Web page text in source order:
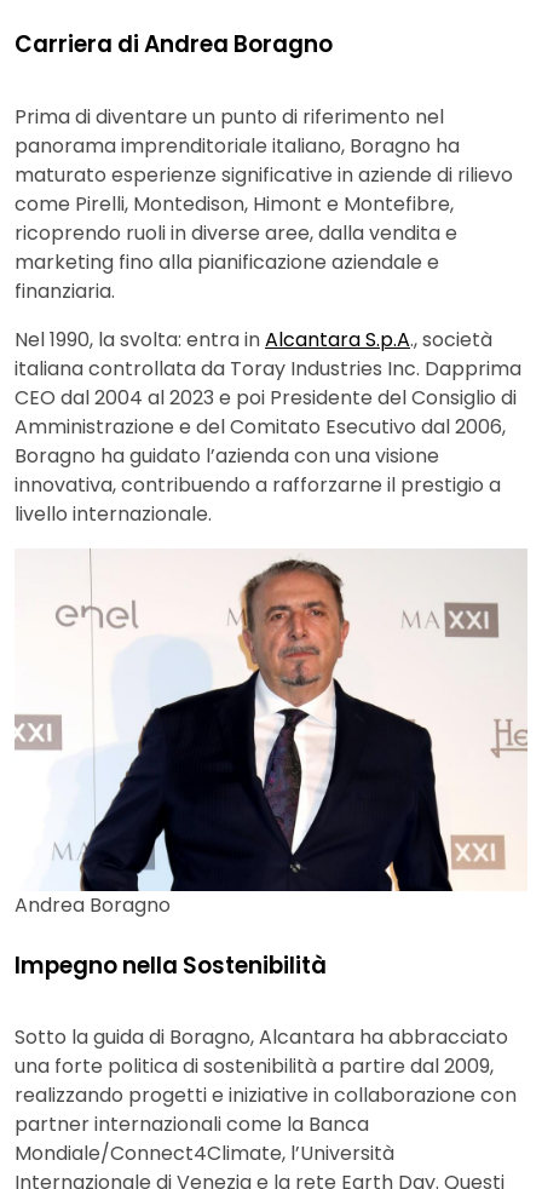
Carriera di Andrea Boragno
Prima di diventare un punto di riferimento nel
panorama imprenditoriale italiano, Boragno ha
maturato esperienze significative in aziende di rilievo
come Pirelli, Montedison, Himont e Montefibre,
ricoprendo ruoli in diverse aree, dalla vendita e
marketing fino alla pianificazione aziendale e
finanziaria.
Nel 1990, la svolta: entra inAlcantara S.p.A., società
italiana controllata da Toray Industries Inc. Dapprima
CEO dal 2004 al 2023 e poi Presidente del Consiglio di
Amministrazione e del Comitato Esecutivo dal 2006,
Boragno ha guidato l’azienda con una visione
innovativa, contribuendo a rafforzarne il prestigio a
livello internazionale.
Andrea Boragno
Impegno nella Sostenibilità
Sotto la guida di Boragno, Alcantara ha abbracciato
una forte politica di sostenibilità a partire dal 2009,
realizzando progetti e iniziative in collaborazione con
partner internazionali come la Banca
Mondiale/Connect4Climate, l’Università
Internazionale di Venezia e la rete Earth Day. Questi